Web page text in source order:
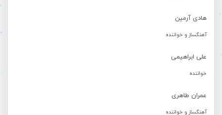
هادی آرمین
آهنگساز و خواننده
علی ابراهیمی
خواننده
عمران طاهری
آهنگساز و خواننده